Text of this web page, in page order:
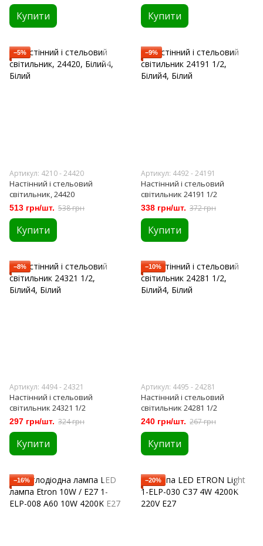
Купити Купити
−5%
Артикул: 4210 - 24420
Настінний і стельовий
світильник, 24420
513 грн/шт. 538 грн
Купити
−9%
Артикул: 4492 - 24191
Настінний і стельовий
світильник 24191 1/2
338 грн/шт. 372 грн
Купити
−8%
Артикул: 4494 - 24321
Настінний і стельовий
світильник 24321 1/2
297 грн/шт. 324 грн
Купити
−10%
Артикул: 4495 - 24281
Настінний і стельовий
світильник 24281 1/2
240 грн/шт. 267 грн
Купити
−16% −20%